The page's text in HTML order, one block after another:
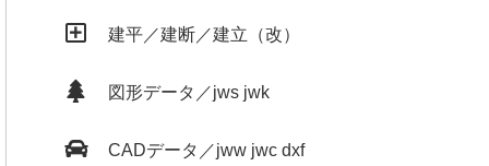
建平／建断／建立（改）
図形データ／jws jwk
CADデータ／jww jwc dxf